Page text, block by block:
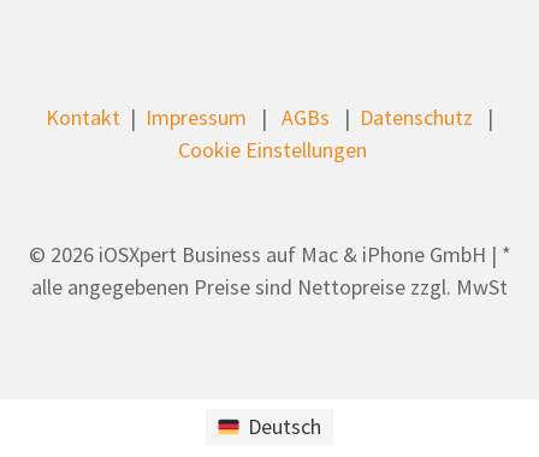
Kontakt | Impressum | AGBs | Datenschutz |
Cookie Einstellungen
© 2026 iOSXpert Business auf Mac & iPhone GmbH | *
alle angegebenen Preise sind Nettopreise zzgl. MwSt
Deutsch